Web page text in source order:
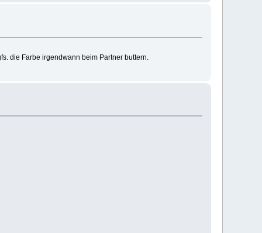
die Farbe irgendwann beim Partner buttern.